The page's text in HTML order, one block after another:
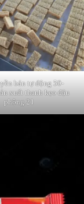
bán tự động 50-
xuất thanh kẹo đậu
phộng 21